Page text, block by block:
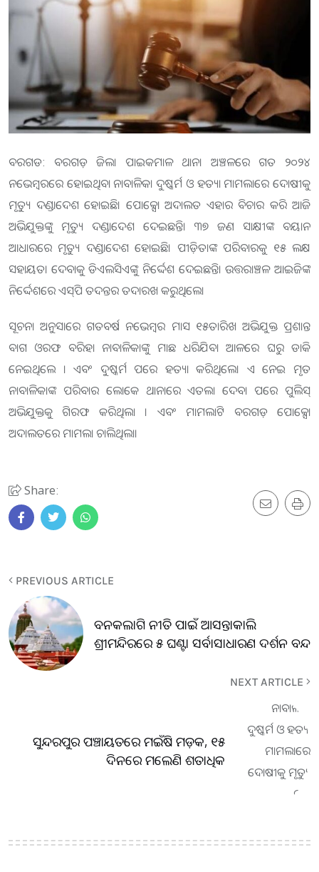
ବରଗଡ: ବରଗଡ଼ ଜିଲା ପାଇକମାଳ ଥାନା ଅଞ୍ଚଳରେ ଗତ ୨୦୨୪
ନଭେମ୍ବରରେ ହୋଇଥିବା ନାବାଳିକା ଦୁଷ୍କର୍ମ ଓ ହତ୍ୟା ମାମଲାରେ ଦୋଷୀକୁ
ମୃତ୍ୟୁ ଦଣ୍ଡାଦେଶ ହୋଇଛି। ପୋକ୍ସୋ ଅଦାଲତ ଏହାର ବିଚାର କରି ଆଜି
ଅଭିଯୁକ୍ତଙ୍କୁ ମୃତ୍ୟୁ ଦଣ୍ଡାଦେଶ ଦେଇଛନ୍ତି। ୩୭ ଜଣ ସାକ୍ଷୀଙ୍କ ବୟାନ
ଆଧାରରେ ମୃତ୍ୟୁ ଦଣ୍ଡାଦେଶ ହୋଇଛି। ପୀଡ଼ିତାଙ୍କ ପରିବାରକୁ ୧୫ ଲକ୍ଷ
ସହାୟତା ଦେବାକୁ ଡିଏଲସିଏଙ୍କୁ ନିର୍ଦ୍ଦେଶ ଦେଇଛନ୍ତି। ଉତ୍ତରାଞ୍ଚଳ ଆଇଜିଙ୍କ
ନିର୍ଦ୍ଦେଶରେ ଏସ୍‌ପି ତଦନ୍ତର ତଦାରଖ କରୁଥିଲେ।
ସୂଚନା ଅନୁସାରେ ଗତବର୍ଷ ନଭେମ୍ବର ମାସ ୧୫ତାରିଖ ଅଭିଯୁକ୍ତ ପ୍ରଶାନ୍ତ
ବାଗ ଓରଫ ବରିହା ନାବାଳିକାଙ୍କୁ ମାଛ ଧରିଯିବା ଆଳରେ ଘରୁ ଡାକି
ନେଇଥିଲେ । ଏବଂ ଦୁଷ୍କର୍ମ ପରେ ହତ୍ୟା କରିଥିଲେ। ଏ ନେଇ ମୃତ
ନାବାଳିକାଙ୍କ ପରିବାର ଲୋକେ ଥାନାରେ ଏତଲା ଦେବା ପରେ ପୁଲିସ୍
ଅଭିଯୁକ୍ତକୁ ଗିରଫ କରିଥିଲା । ଏବଂ ମାମଲାଟି ବରଗଡ଼ ପୋକ୍ସୋ
ଅଦାଲତରେ ମାମଲା ଚାଲିଥିଲା।
Share:
PREVIOUS ARTICLE
ବନକଲାଗି ନୀତି ପାଇଁ ଆସନ୍ତାକାଲି
ଶ୍ରୀମନ୍ଦିରରେ ୫ ଘଣ୍ଟା ସର୍ବାସାଧାରଣ ଦର୍ଶନ ବନ୍ଦ
NEXT ARTICLE
ସୁନ୍ଦରପୁର ପଞ୍ଚାୟତରେ ମଇଁଷି ମଡ଼କ, ୧୫
ଦିନରେ ମଲେଣି ଶତାଧିକ